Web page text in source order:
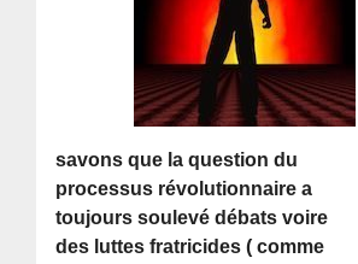
savons que la question du
processus révolutionnaire a
toujours soulevé débats voire
des luttes fratricides ( comme